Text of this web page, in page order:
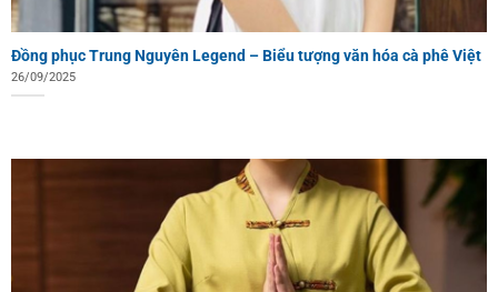
Đồng phục Trung Nguyên Legend – Biểu tượng văn hóa cà phê Việt
26/09/2025